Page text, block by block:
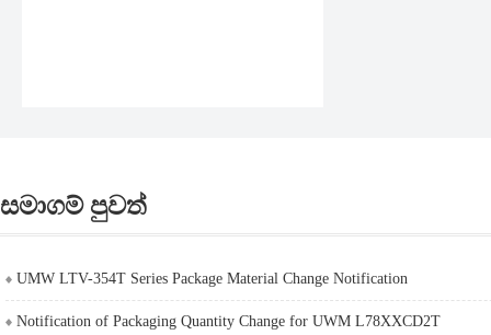
සමාගම් පුවත්
UMW LTV-354T Series Package Material Change Notification
Notification of Packaging Quantity Change for UWM L78XXCD2T